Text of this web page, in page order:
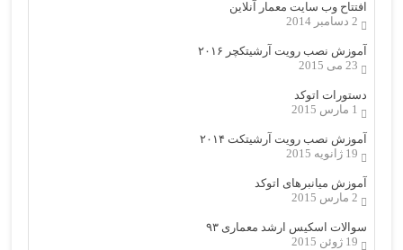
افتتاح وب سایت معمار آنلاین
2 دسامبر 2014
آموزش نصب رویت آرشیتکچر ۲۰۱۶
23 می 2015
دستورات اتوکد
1 مارس 2015
آموزش نصب رویت آرشیتکت ۲۰۱۴
19 ژانویه 2015
آموزش میانبرهای اتوکد
2 مارس 2015
سوالات اسکیس ارشد معماری ۹۳
19 ژوئن 2015